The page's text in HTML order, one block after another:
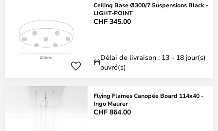
Ceiling Base Ø300/7 Suspensions Black -
LIGHT-POINT
CHF 345.00
Délai de livraison : 13 - 18 jour(s)
ouvré(s)
Flying Flames Canopée Board 114x40 -
Ingo Maurer
CHF 864.00